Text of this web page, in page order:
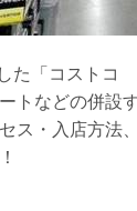
た「コストコ
トなどの併設
ス・入店方法